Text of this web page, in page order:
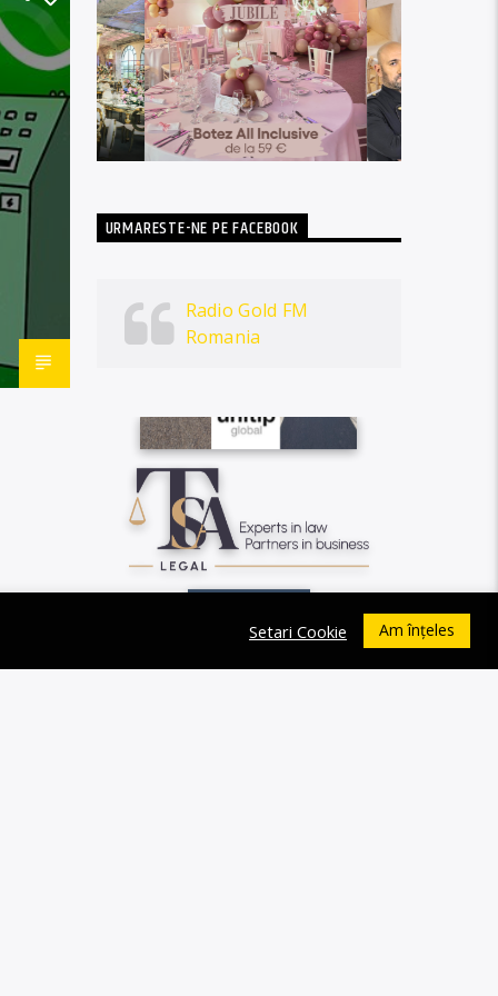
URMARESTE-NE PE FACEBOOK
Radio Gold FM
Romania
Setari Cookie Am înțeles